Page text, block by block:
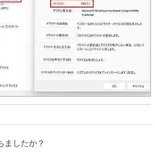
フトウェアで用いるためのデータファイル
合があります。この場合、当該データファ
フトウェアと看做されるものとします。
許諾ソフトウェアを再使用許諾、貸与また
他の方法で第三者に使用させてはならない
本契約に基づいて、本製品と一体としての
許諾ソフトウェアに関する権利のすべてを
できます。ただしその場合、お客さまは
アの複製物を保有することはできず、許
連書類、電子文書、リカバリーメディア
書を含みます）を譲渡し、かつ譲受人が本
意することを条件とします。
ましたか？